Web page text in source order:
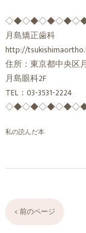
月島矯正歯科
http://
住所：東京都中央区
月島眼科2F
TEL：03-3531-2224
私の読んだ本
< 前のページ